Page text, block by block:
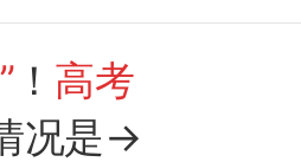
！ 高考
况是→